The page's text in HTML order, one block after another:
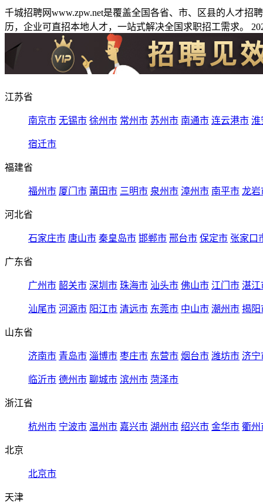
千城招聘网www.zpw.net是覆盖全国各省、市、区县的人才
历，企业可直招本地人才，一站式解决全国求职招工需求。
江苏省
南京市 无锡市 徐州市 常州市 苏州市 南通市 连云港市 淮
宿迁市
福建省
福州市 厦门市 莆田市 三明市 泉州市 漳州市 南平市 龙岩
河北省
石家庄市 唐山市 秦皇岛市 邯郸市 邢台市 保定市 张家口
广东省
广州市 韶关市 深圳市 珠海市 汕头市 佛山市 江门市 湛江
汕尾市 河源市 阳江市 清远市 东莞市 中山市 潮州市 揭阳
山东省
济南市 青岛市 淄博市 枣庄市 东营市 烟台市 潍坊市 济宁
临沂市 德州市 聊城市 滨州市 菏泽市
浙江省
杭州市 宁波市 温州市 嘉兴市 湖州市 绍兴市 金华市 衢州
北京
北京市
天津